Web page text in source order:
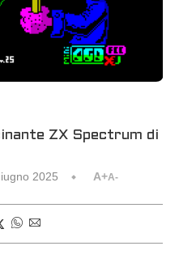
ZX Spectrum di
2025 A+A-